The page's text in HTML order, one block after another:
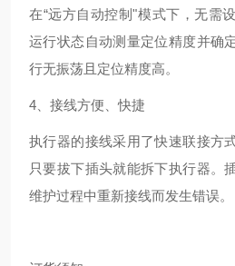
在“远方自动控制"模式下，无需
运行状态自动测量定位精度并确
行无振荡且定位精度高。
4、接线方便、快捷
执行器的接线采用了快速联接方
只要拔下插头就能拆下执行器。
维护过程中重新接线而发生错误。